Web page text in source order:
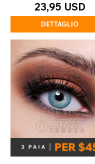
23,95 USD
DETTAGLIO